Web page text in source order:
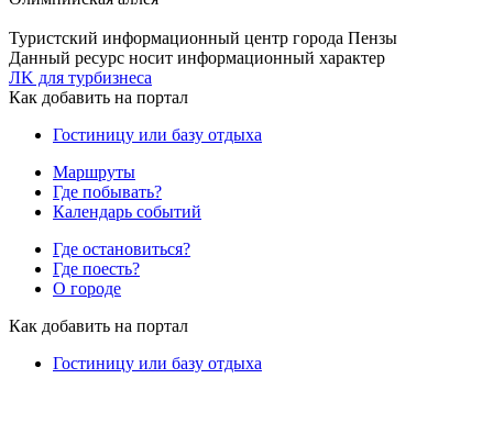
Туристский информационный центр города Пензы
Данный ресурс носит информационный характер
ЛK для турбизнеса
Как добавить на портал
Гостиницу или базу отдыха
Маршруты
Где побывать?
Календарь событий
Где остановиться?
Где поесть?
О городе
Как добавить на портал
Гостиницу или базу отдыха